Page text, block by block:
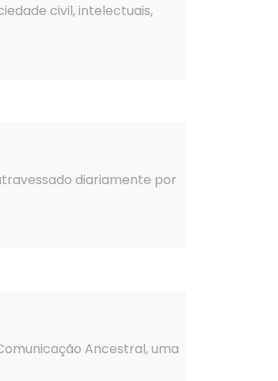
civil, intelectuais,
diariamente por
Ancestral, uma